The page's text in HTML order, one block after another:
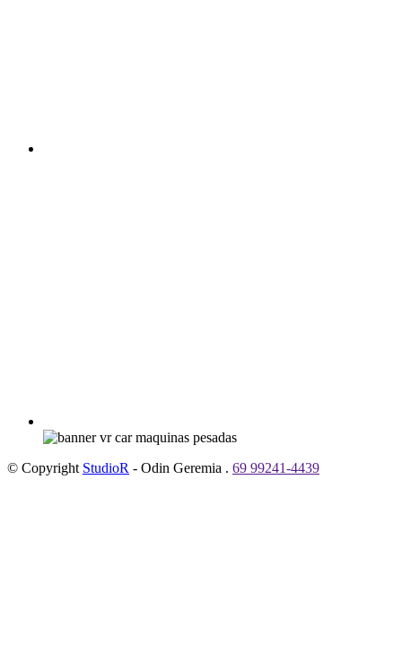
© Copyright StudioR - Odin Geremia . 69 99241-4439